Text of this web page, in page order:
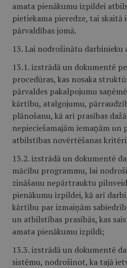
amata pienākumu izpildei
pietiekama pieredze, tai skaitā
pārvaldības jomā.
13. Lai nodrošinātu
13.1. izstrādā un dokumentē
procedūras, kas nosaka
pārvaldes pakalpojumu
kārtību, atalgojumu,
plānošanu, kā arī prasības
nepieciešamajām iemaņām
atbilstības novērtēšanas
13.2. izstrādā un dokumentē
mācību programmu, lai
zināšanu nepārtrauktu
pienākumu izpildei, kā arī
kārtību par izmaiņām
un atbilstības prasībās, kas
amata pienākumu izpildi;
13.3. izstrādā un dokumentē
sistēmu, nodrošinot, ka tajā